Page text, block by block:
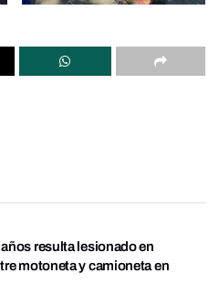
resulta lesionado en
motoneta y camioneta en